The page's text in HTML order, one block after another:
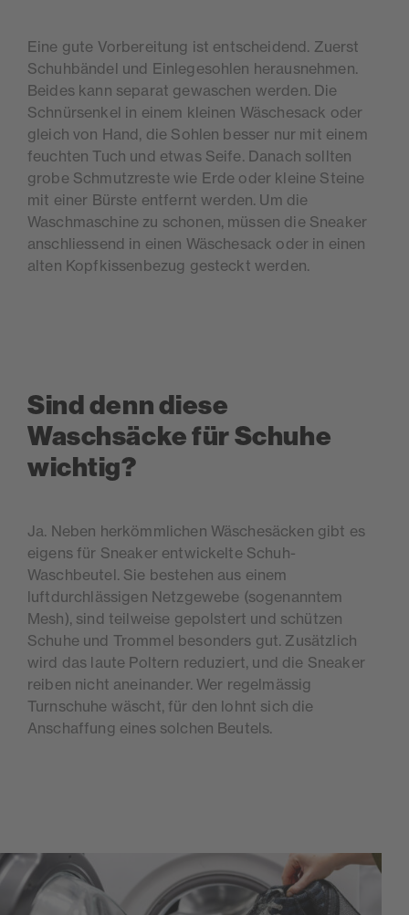
Eine gute Vorbereitung ist entscheidend. Zuerst
Schuhbändel und Einlegesohlen herausnehmen.
Beides kann separat gewaschen werden. Die
Schnürsenkel in einem kleinen Wäschesack oder
gleich von Hand, die Sohlen besser nur mit einem
feuchten Tuch und etwas Seife. Danach sollten
grobe Schmutzreste wie Erde oder kleine Steine
mit einer Bürste entfernt werden. Um die
Waschmaschine zu schonen, müssen die Sneaker
anschliessend in einen Wäschesack oder in einen
alten Kopfkissenbezug gesteckt werden.
Sind denn diese
Waschsäcke für Schuhe
wichtig?
Ja. Neben herkömmlichen Wäschesäcken gibt es
eigens für Sneaker entwickelte Schuh-
Waschbeutel. Sie bestehen aus einem
luftdurchlässigen Netzgewebe (sogenanntem
Mesh), sind teilweise gepolstert und schützen
Schuhe und Trommel besonders gut. Zusätzlich
wird das laute Poltern reduziert, und die Sneaker
reiben nicht aneinander. Wer regelmässig
Turnschuhe wäscht, für den lohnt sich die
Anschaffung eines solchen Beutels.